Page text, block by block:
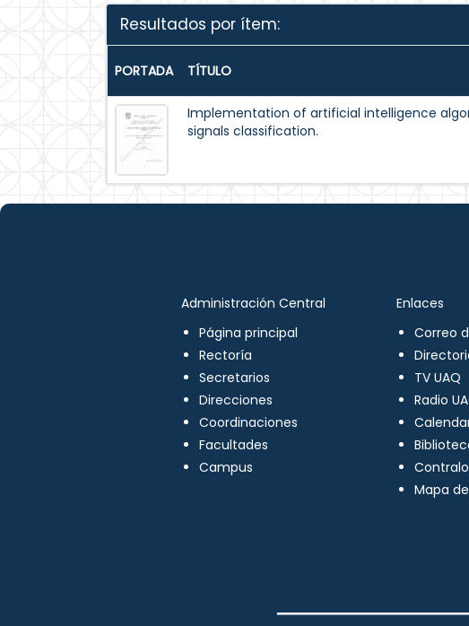
Resultados por ítem:
PORTADA TÍTULO
Implementation of artificial intelligence
signals classification.
Administración Central
Página principal
Rectoría
Secretarios
Direcciones
Coordinaciones
Facultades
Campus
Enlaces
Correo
TV UAQ
Radio
Mapa